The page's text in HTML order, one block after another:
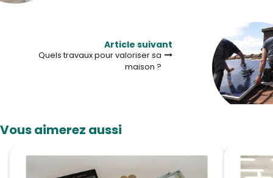
Article suivant
Quels travaux pour valoriser sa
maison ?
Vous aimerez aussi